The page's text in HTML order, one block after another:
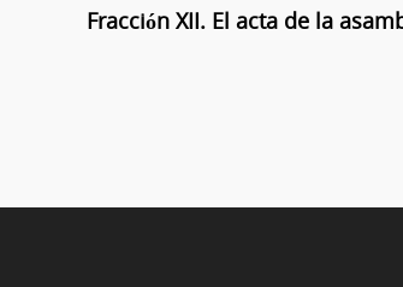
Fracción XII. El acta de la